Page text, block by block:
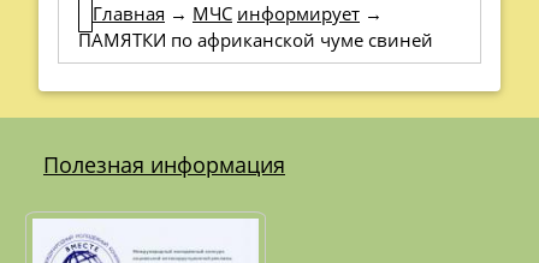
Главная → МЧС информирует →
ПАМЯТКИ по африканской чуме свиней
Полезная информация